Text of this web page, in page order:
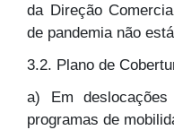
da Direção
de pandemia não
3.2. Plano de
a) Em
programas de